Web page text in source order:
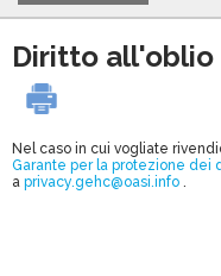
Diritto all'oblio
Nel caso in cui vogliate
Garante per la protezione dei
a privacy.gehc@oasi.info .